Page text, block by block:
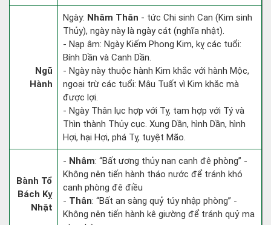
Ngũ
Hành
Ngày: Nhâm Thân - tức Chi sinh Can (Kim sinh
Thủy), ngày này là ngày cát (nghĩa nhật).
- Nạp âm: Ngày Kiếm Phong Kim, kỵ các tuổi:
Bính Dần và Canh Dần.
- Ngày này thuộc hành Kim khắc với hành Mộc,
ngoại trừ các tuổi: Mậu Tuất vì Kim khắc mà
được lợi.
- Ngày Thân lục hợp với Tỵ, tam hợp với Tý và
Thìn thành Thủy cục. Xung Dần, hình Dần, hình
Hợi, hại Hợi, phá Tỵ, tuyệt Mão.
Bành Tổ
Bách Kỵ
Nhật
- Nhâm: “Bất ương thủy nan canh đê phòng” -
Không nên tiến hành tháo nước để tránh khó
canh phòng đê điều
- Thân: “Bất an sàng quỷ túy nhập phòng” -
Không nên tiến hành kê giường để tránh quỷ ma